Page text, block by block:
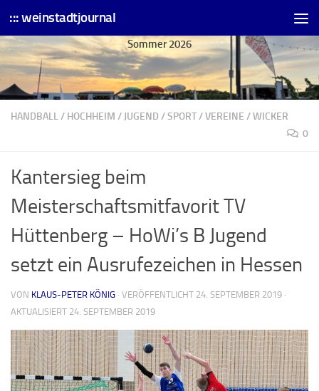
Skip to content
::: weinstadtjournal
Sommer 2026
HANDBALL/ HOCHHEIM /JUGEND /SPORT/VEREINE /WICKER
0
Kantersieg beim
Meisterschaftsmitfavorit TV
Hüttenberg – HoWi’s B Jugend
setzt ein Ausrufezeichen in Hessen
VON KLAUS-PETER KÖNIG · VERÖFFENTLICHT 24. SEPTEMBER 2019 ·
AKTUALISIERT 24. SEPTEMBER 2019